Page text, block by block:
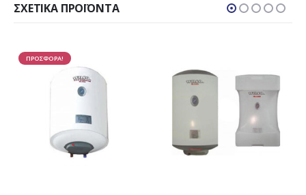
ΣΧΕΤΙΚΆ ΠΡΟΪΌΝΤΑ
ΠΡΟΣΦΟΡΑ!